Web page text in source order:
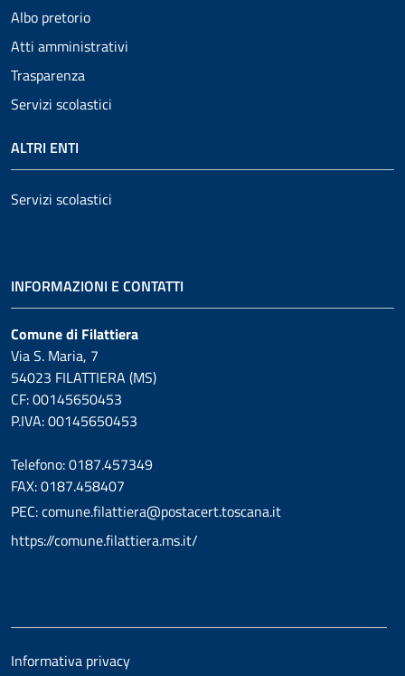
Albo pretorio
Atti amministrativi
Trasparenza
Servizi scolastici
ALTRI ENTI
Servizi scolastici
INFORMAZIONI E CONTATTI
Comune di Filattiera
Via S. Maria, 7
54023 FILATTIERA (MS)
CF: 00145650453
P.IVA: 00145650453
Telefono: 0187.457349
FAX: 0187.458407
PEC: comune.filattiera@postacert.toscana.it
https://comune.filattiera.ms.it/
Informativa privacy